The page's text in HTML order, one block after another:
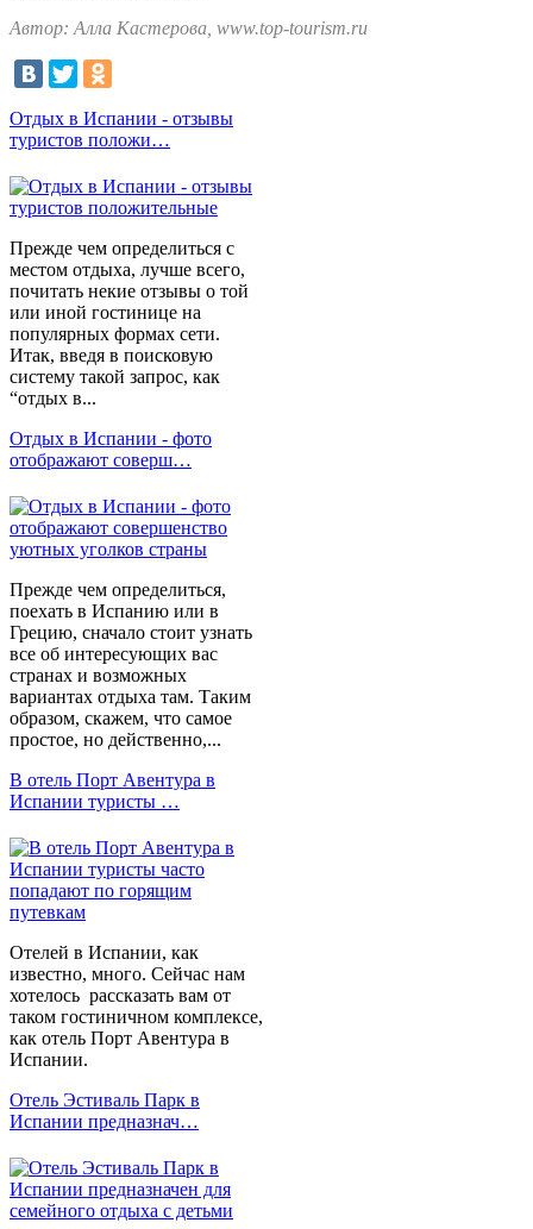
Автор: Алла Кастерова, www.top-tourism.ru
Отдых в Испании - отзывы
туристов положи…
Прежде чем определиться с
местом отдыха, лучше всего,
почитать некие отзывы о той
или иной гостинице на
популярных формах сети.
Итак, введя в поисковую
систему такой запрос, как
“отдых в...
Отдых в Испании - фото
отображают соверш…
Прежде чем определиться,
поехать в Испанию или в
Грецию, сначало стоит узнать
все об интересующих вас
странах и возможных
вариантах отдыха там. Таким
образом, скажем, что самое
простое, но действенно,...
В отель Порт Авентура в
Испании туристы …
Отелей в Испании, как
известно, много. Сейчас нам
хотелось рассказать вам от
таком гостиничном комплексе,
как отель Порт Авентура в
Испании.
Отель Эстиваль Парк в
Испании предназнач…